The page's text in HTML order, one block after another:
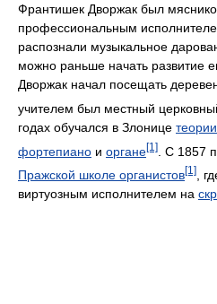
Франтишек Дворжак был
профессиональным
распознали музыкальное
можно раньше начать развитие
Дворжак начал посещать
учителем был местный
годах обучался в Злонице
фортепиано и органе[1]
. С 1857
Пражской школе органистов[1]
,
виртуозным исполнителем на